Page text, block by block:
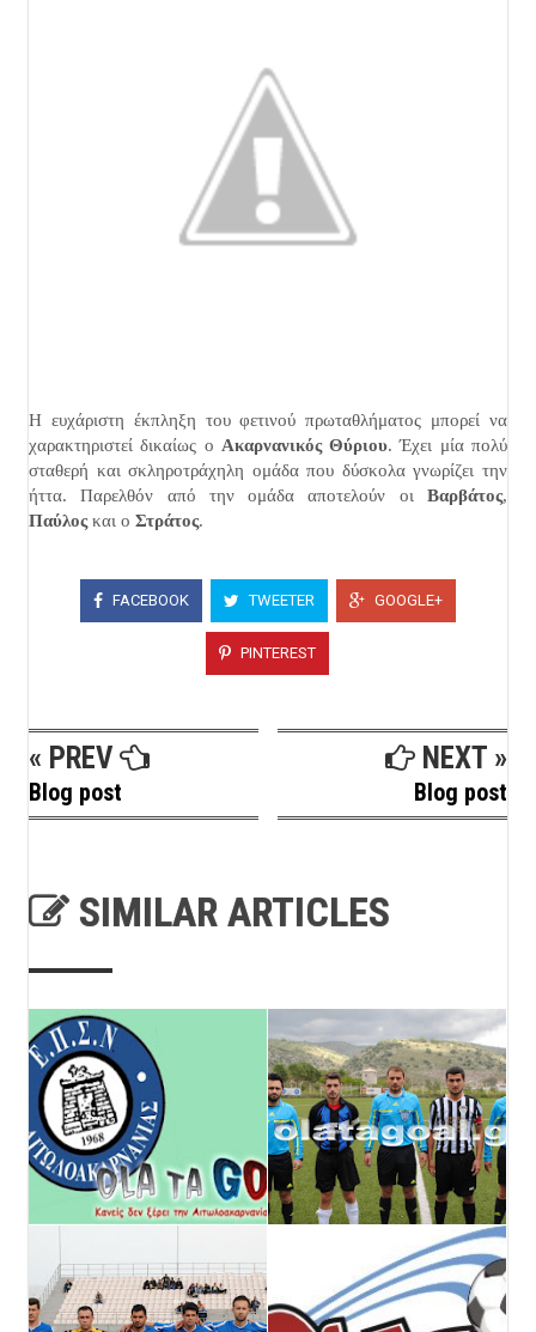
Η ευχάριστη έκπληξη του φετινού πρωταθλήματος μπορεί να
χαρακτηριστεί δικαίως ο Ακαρνανικός Θύριου. Έχει μία πολύ
σταθερή και σκληροτράχηλη ομάδα που δύσκολα γνωρίζει την
ήττα. Παρελθόν από την ομάδα αποτελούν οι Βαρβάτος,
Παύλοςκαι ο Στράτος.
FACEBOOK TWEETER GOOGLE+
PINTEREST
« PREV
Blog post
NEXT »
Blog post
SIMILAR ARTICLES